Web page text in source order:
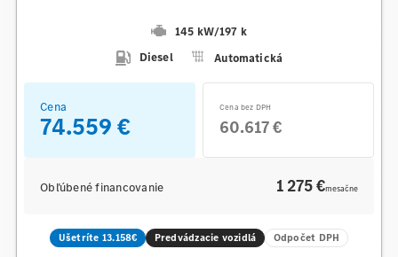
145 kW/197 k
Diesel
Automatická
Cena
74.559 €
Cena bez DPH
60.617 €
Obľúbené financovanie 1 275 €mesačne
Ušetríte 13.158€ Predvádzacie vozidlá Odpočet DPH